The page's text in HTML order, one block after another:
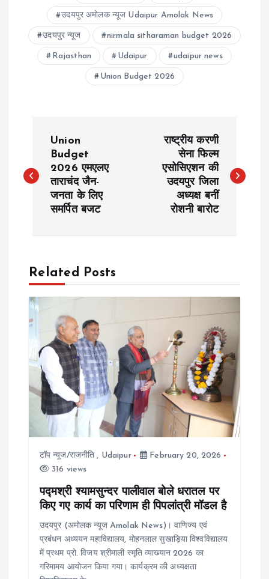
उदयपुर अमोलक न्यूज Udaipur Amolak News
उदयपुर न्यूज nirmala sitharaman budget 2026
Rajasthan Udaipur udaipur news
Union Budget 2026
s
a
v
g
a
Union
Budget
2026 एमएलए
ताराचंद जैन-
जनता के लिए
समर्पित बजट
राष्ट्रीय करणी
सेना फिल्म
एसोसिएशन की
उदयपुर जिला
अध्यक्ष बनीं
रोशनी बारोट
Related Posts
टॉप न्यूज/राजनीति , Udaipur
February 20, 2026
316 views
पद्मश्री श्यामसुन्दर पालीवाल बोले धरातल पर
किए गए कार्य का परिणाम ही पिपलांत्री मॉडल है
उदयपुर (अमोलक न्यूज Amolak News)। वाणिज्य एवं
प्रबंधन अध्ययन महाविद्यालय, मोहनलाल सुखाड़िया विश्वविद्यालय
में प्रथम प्रो. विजय श्रीमाली स्मृति व्याख्यान 2026 का
गरिमामय आयोजन किया गया। कार्यक्रम की अध्यक्षता